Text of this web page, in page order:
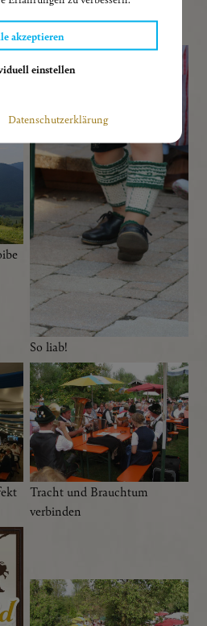
Ein Prosit der Gemütlichkeit,
je öfter desto besser.
So liab!
Tracht und Brauchtum
verbinden
akzeptieren
einstellen
Statistiken. Diese
zu verstehen, wie wir unsere
können.
Medien akzeptiert werden,
Inhalte keiner manuellen
grundlegende
die einwandfreie Funktion der
Datenschutzerklärung